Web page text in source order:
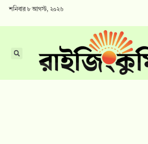
শনিবার ৮ আগস্ট, ২০২৬